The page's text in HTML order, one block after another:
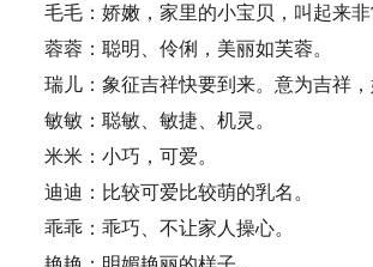
毛毛：娇嫩，家里的小宝贝，叫起来非
蓉蓉：聪明、伶俐，美丽如芙蓉。
瑞儿：象征吉祥快要到来。意为吉祥，
敏敏：聪敏、敏捷、机灵。
米米：小巧，可爱。
迪迪：比较可爱比较萌的乳名。
乖乖：乖巧、不让家人操心。